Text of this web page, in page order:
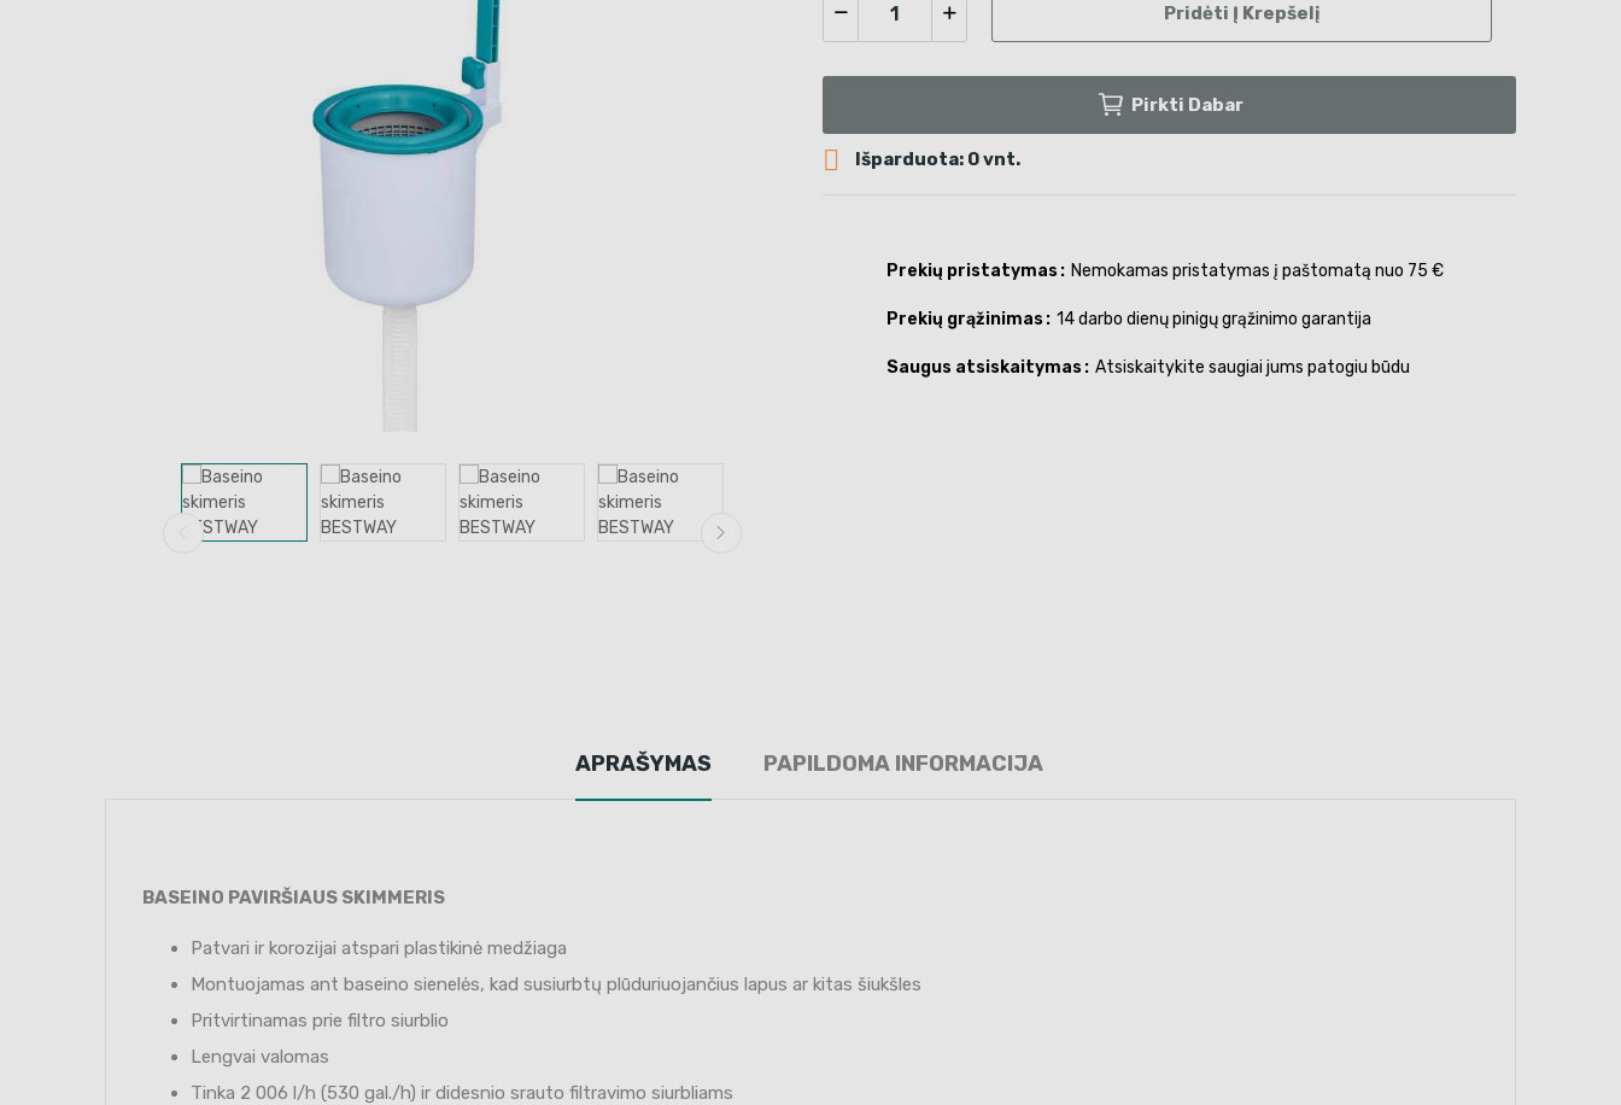
Pridėti Į Krepšelį
Pirkti Dabar
 Išparduota: 0 vnt.
Prekių pristatymas Nemokamas pristatymas į paštomatą nuo 75 €
Prekių grąžinimas 14 darbo dienų pinigų grąžinimo garantija
Saugus atsiskaitymas Atsiskaitykite saugiai jums patogiu būdu
APRAŠYMAS PAPILDOMA INFORMACIJA
BASEINO PAVIRŠIAUS SKIMMERIS
Patvari ir korozijai atspari plastikinė medžiaga
Montuojamas ant baseino sienelės, kad susiurbtų plūduriuojančius lapus ar kitas šiukšles
Pritvirtinamas prie filtro siurblio
Lengvai valomas
Tinka 2 006 l/h (530 gal./h) ir didesnio srauto filtravimo siurbliams